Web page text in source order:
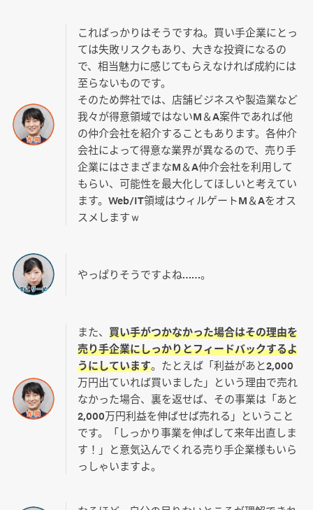
こればっかりはそうですね。買い手企業にとっ
ては失敗リスクもあり、大きな投資になるの
で、相当魅力に感じてもらえなければ成約には
至らないものです。
そのため弊社では、店舗ビジネスや製造業など
我々が得意領域ではないM＆A案件であれば他
の仲介会社を紹介することもあります。各仲介
会社によって得意な業界が異なるので、売り手
企業にはさまざまなM＆A仲介会社を利用して
もらい、可能性を最大化してほしいと考えてい
ます。Web/IT領域はウィルゲートM＆Aをオス
スメしますｗ
やっぱりそうですよね……。
また、 買い手がつかなかった場合はその理由を
売り手企業にしっかりとフィードバックするよ
うにしています。たとえば「利益があと2,000
万円出ていれば買いました」という理由で売れ
なかった場合、裏を返せば、その事業は「あと
2,000万円利益を伸ばせば売れる」ということ
です。「しっかり事業を伸ばして来年出直しま
す！」と意気込んでくれる売り手企業様もいら
っしゃいますよ。